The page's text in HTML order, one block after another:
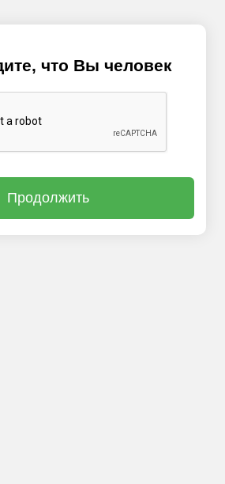
что Вы человек
Продолжить